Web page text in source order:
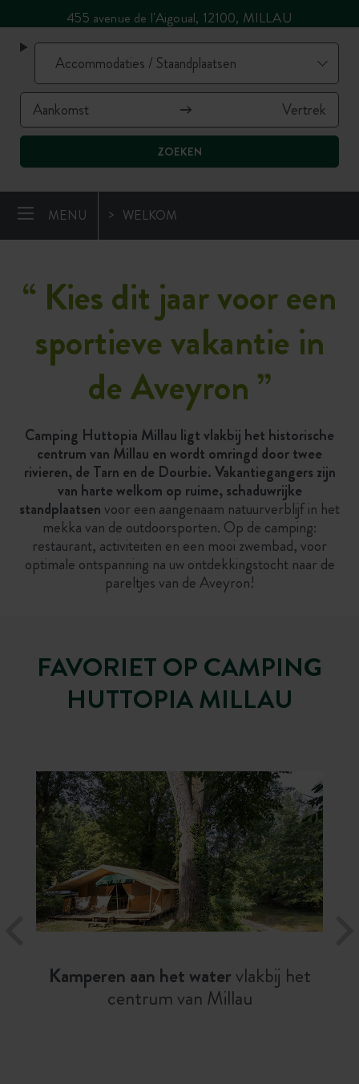
ZOEKEN
455 avenue de l'Aigoual, 12100, MILLAU
MENU WELKOM
“ Kies dit jaar voor een
sportieve vakantie in
de Aveyron ”
Camping Huttopia Millau ligt vlakbij het historische
centrum van Millau en wordt omringd door twee
rivieren, de Tarn en de Dourbie. Vakantiegangers zijn
van harte welkom op ruime, schaduwrijke
standplaatsenvoor een aangenaam natuurverblijf in het
mekka van de outdoorsporten. Op de camping:
restaurant, activiteiten en een mooi zwembad, voor
optimale ontspanning na uw ontdekkingstocht naar de
pareltjes van de Aveyron!
FAVORIET OP CAMPING
HUTTOPIA MILLAU
Kamperen aan het water vlakbij het
centrum van Millau